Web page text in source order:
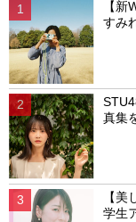
【
すみ
真集
【
学生